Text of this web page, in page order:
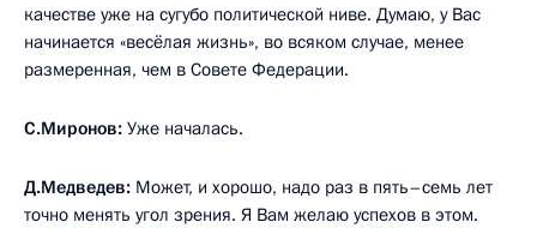
качестве уже на сугубо политической ниве. Думаю, у Вас
начинается «весёлая жизнь», во всяком случае, менее
размеренная, чем в Совете Федерации.
С.Миронов: Уже началась.
Д.Медведев: Может, и хорошо, надо раз в пять–семь лет
точно менять угол зрения. Я Вам желаю успехов в этом.